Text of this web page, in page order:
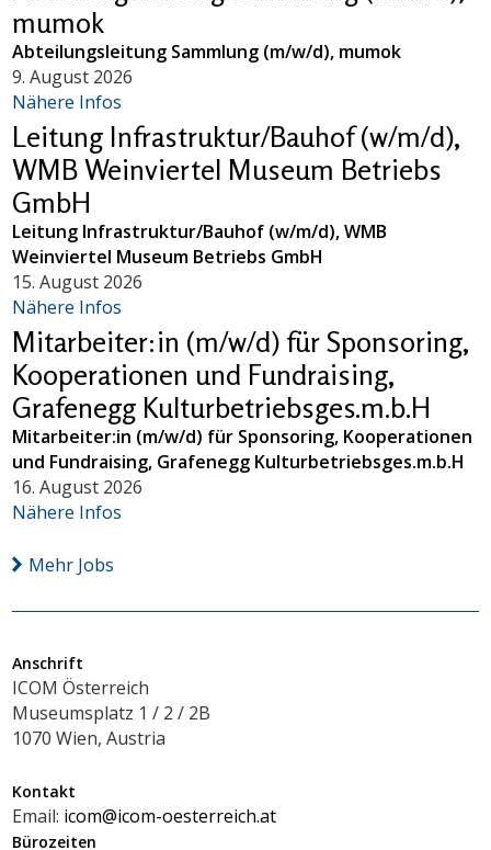
mumok
Abteilungsleitung Sammlung (m/w/d), mumok
9. August 2026
Nähere Infos
Leitung Infrastruktur/Bauhof (w/m/d),
WMB Weinviertel Museum Betriebs
GmbH
Leitung Infrastruktur/Bauhof (w/m/d), WMB
Weinviertel Museum Betriebs GmbH
15. August 2026
Nähere Infos
Mitarbeiter:in (m/w/d) für Sponsoring,
Kooperationen und Fundraising,
Grafenegg Kulturbetriebsges.m.b.H
Mitarbeiter:in (m/w/d) für Sponsoring, Kooperationen
und Fundraising, Grafenegg Kulturbetriebsges.m.b.H
16. August 2026
Nähere Infos
Mehr Jobs
Anschrift
ICOM Österreich
Museumsplatz 1 / 2 / 2B
1070 Wien, Austria
Kontakt
Email: icom@icom-oesterreich.at
Bürozeiten